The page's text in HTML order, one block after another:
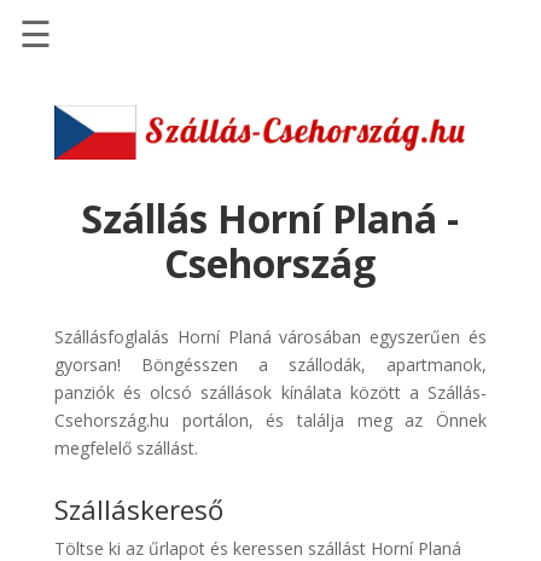
Szállások
Szállásinfo.eu
pénzvisszatérítéssel
Discover
Cars
Transzfer
Kiwi
Taxi
☰
Szállás Horní Planá -
Csehország
Szállásfoglalás Horní Planá városában egyszerűen és
gyorsan! Böngésszen a szállodák, apartmanok,
panziók és olcsó szállások kínálata között a Szállás-
Csehország.hu portálon, és találja meg az Önnek
megfelelő szállást.
Szálláskereső
Töltse ki az űrlapot és keressen szállást Horní Planá